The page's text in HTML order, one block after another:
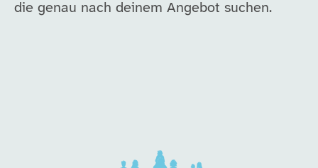
die genau nach deinem Angebot suchen.
Unsere Arbeitgeber in